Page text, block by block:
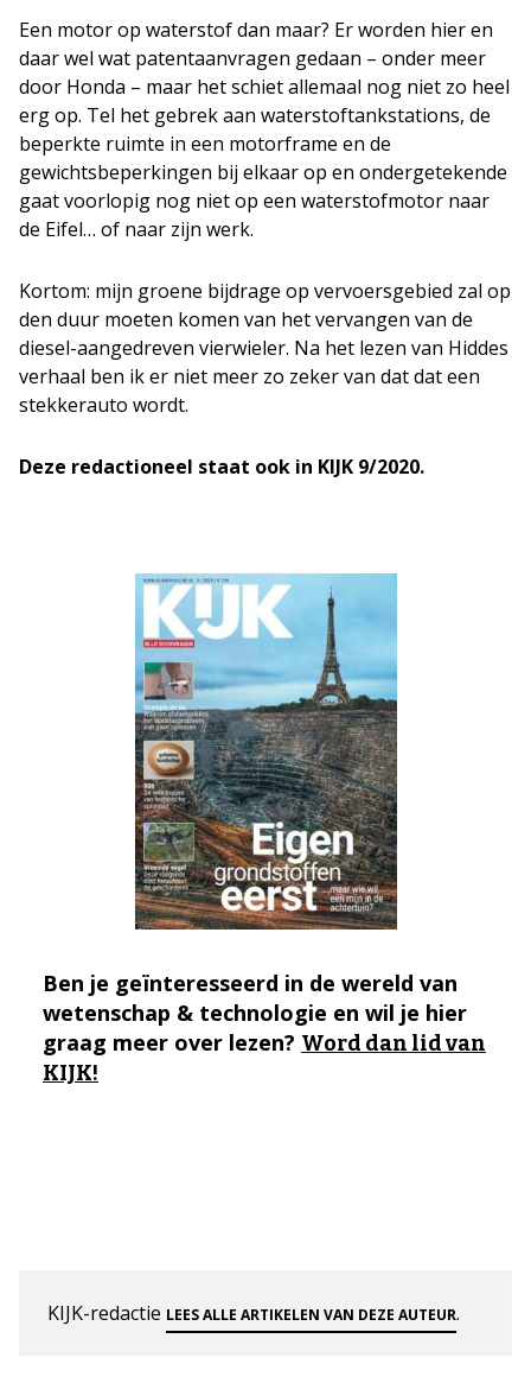
Een motor op waterstof dan maar? Er worden hier en
daar wel wat patentaanvragen gedaan – onder meer
door Honda – maar het schiet allemaal nog niet zo heel
erg op. Tel het gebrek aan waterstoftankstations, de
beperkte ruimte in een motorframe en de
gewichtsbeperkingen bij elkaar op en ondergetekende
gaat voorlopig nog niet op een waterstofmotor naar
de Eifel… of naar zijn werk.
Kortom: mijn groene bijdrage op vervoersgebied zal op
den duur moeten komen van het vervangen van de
diesel-aangedreven vierwieler. Na het lezen van Hiddes
verhaal ben ik er niet meer zo zeker van dat dat een
stekkerauto wordt.
Deze redactioneel staat ook in KIJK 9/2020.
Ben je geïnteresseerd in de wereld van
wetenschap & technologie en wil je hier
graag meer over lezen? Word dan lid van
KIJK!
KIJK-redactie LEES ALLE ARTIKELEN VAN DEZE AUTEUR.